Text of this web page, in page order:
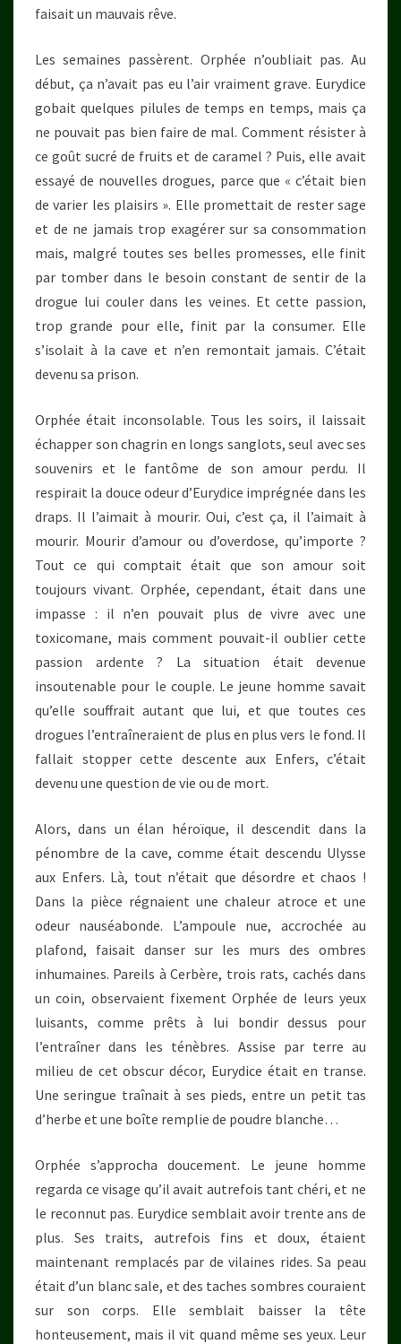
faisait un mauvais rêve.
Les semaines passèrent. Orphée n’oubliait pas. Au
début, ça n’avait pas eu l’air vraiment grave. Eurydice
gobait quelques pilules de temps en temps, mais ça
ne pouvait pas bien faire de mal. Comment résister à
ce goût sucré de fruits et de caramel ? Puis, elle avait
essayé de nouvelles drogues, parce que « c’était bien
de varier les plaisirs ». Elle promettait de rester sage
et de ne jamais trop exagérer sur sa consommation
mais, malgré toutes ses belles promesses, elle finit
par tomber dans le besoin constant de sentir de la
drogue lui couler dans les veines. Et cette passion,
trop grande pour elle, finit par la consumer. Elle
s’isolait à la cave et n’en remontait jamais. C’était
devenu sa prison.
Orphée était inconsolable. Tous les soirs, il laissait
échapper son chagrin en longs sanglots, seul avec ses
souvenirs et le fantôme de son amour perdu. Il
respirait la douce odeur d’Eurydice imprégnée dans les
draps. Il l’aimait à mourir. Oui, c’est ça, il l’aimait à
mourir. Mourir d’amour ou d’overdose, qu’importe ?
Tout ce qui comptait était que son amour soit
toujours vivant. Orphée, cependant, était dans une
impasse : il n’en pouvait plus de vivre avec une
toxicomane, mais comment pouvait-il oublier cette
passion ardente ? La situation était devenue
insoutenable pour le couple. Le jeune homme savait
qu’elle souffrait autant que lui, et que toutes ces
drogues l’entraîneraient de plus en plus vers le fond. Il
fallait stopper cette descente aux Enfers, c’était
devenu une question de vie ou de mort.
Alors, dans un élan héroïque, il descendit dans la
pénombre de la cave, comme était descendu Ulysse
aux Enfers. Là, tout n’était que désordre et chaos !
Dans la pièce régnaient une chaleur atroce et une
odeur nauséabonde. L’ampoule nue, accrochée au
plafond, faisait danser sur les murs des ombres
inhumaines. Pareils à Cerbère, trois rats, cachés dans
un coin, observaient fixement Orphée de leurs yeux
luisants, comme prêts à lui bondir dessus pour
l’entraîner dans les ténèbres. Assise par terre au
milieu de cet obscur décor, Eurydice était en transe.
Une seringue traînait à ses pieds, entre un petit tas
d’herbe et une boîte remplie de poudre blanche…
Orphée s’approcha doucement. Le jeune homme
regarda ce visage qu’il avait autrefois tant chéri, et ne
le reconnut pas. Eurydice semblait avoir trente ans de
plus. Ses traits, autrefois fins et doux, étaient
maintenant remplacés par de vilaines rides. Sa peau
était d’un blanc sale, et des taches sombres couraient
sur son corps. Elle semblait baisser la tête
honteusement, mais il vit quand même ses yeux. Leur